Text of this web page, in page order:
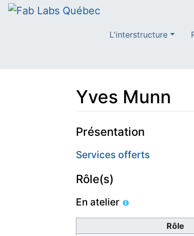
L'interstructure
Yves Munn
Aller à : navigation
Présentation
Services offerts
Rôle(s)
En atelier
Rôle